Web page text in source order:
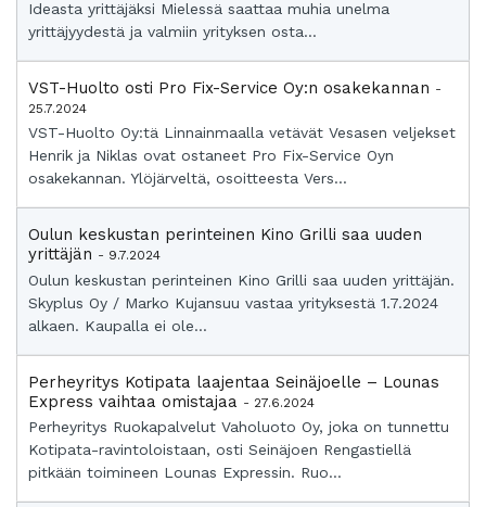
Ideasta yrittäjäksi Mielessä saattaa muhia unelma
yrittäjyydestä ja valmiin yrityksen osta...
VST-Huolto osti Pro Fix-Service Oy:n osakekannan -
25.7.2024
VST-Huolto Oy:tä Linnainmaalla vetävät Vesasen veljekset
Henrik ja Niklas ovat ostaneet Pro Fix-Service Oyn
osakekannan. Ylöjärveltä, osoitteesta Vers...
Oulun keskustan perinteinen Kino Grilli saa uuden
yrittäjän - 9.7.2024
Oulun keskustan perinteinen Kino Grilli saa uuden yrittäjän.
Skyplus Oy / Marko Kujansuu vastaa yrityksestä 1.7.2024
alkaen. Kaupalla ei ole...
Perheyritys Kotipata laajentaa Seinäjoelle – Lounas
Express vaihtaa omistajaa - 27.6.2024
Perheyritys Ruokapalvelut Vaholuoto Oy, joka on tunnettu
Kotipata-ravintoloistaan, osti Seinäjoen Rengastiellä
pitkään toimineen Lounas Expressin. Ruo...